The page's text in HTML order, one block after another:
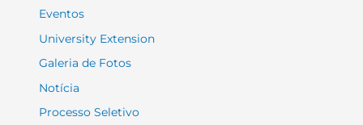
Eventos
University Extension
Galeria de Fotos
Notícia
Processo Seletivo